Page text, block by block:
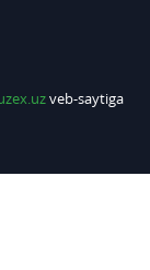
veb-saytiga